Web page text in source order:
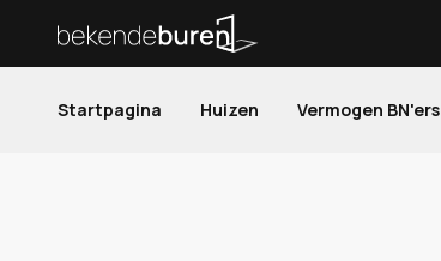
Startpagina Huizen Vermogen BN'ers